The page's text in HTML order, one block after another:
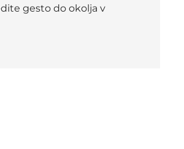
gesto do okolja v